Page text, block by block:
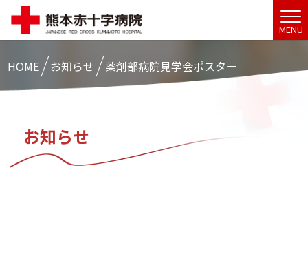
MENU
HOME お知らせ 薬剤部病院見学会ポスター
お知らせ